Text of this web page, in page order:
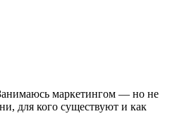
маркетингом — но не
для кого существуют и как